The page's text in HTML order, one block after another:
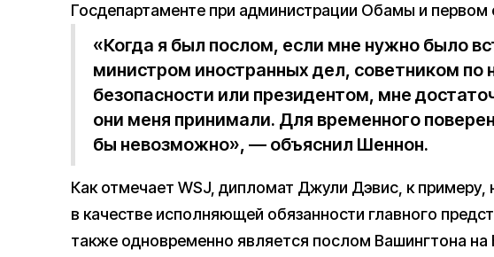
Госдепартаменте при администрации Обамы и первом
«Когда я был послом, если мне нужно было
министром иностранных дел, советником по
безопасности или президентом, мне
они меня принимали. Для временного
бы невозможно», — объяснил Шеннон.
Как отмечает WSJ, дипломат Джули Дэвис, к
в качестве исполняющей обязанности главного
также одновременно является послом Вашингтона